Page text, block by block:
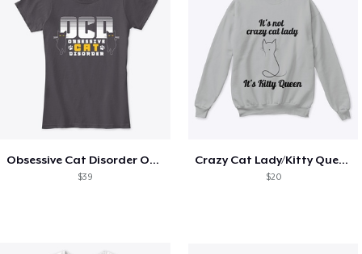
Obsessive Cat Disorder OCD Kittens Lover
$39
Crazy Cat Lady/Kitty Queen
$20